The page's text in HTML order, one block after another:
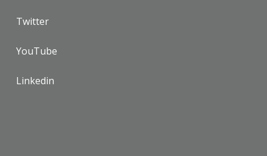
Twitter
YouTube
Linkedin